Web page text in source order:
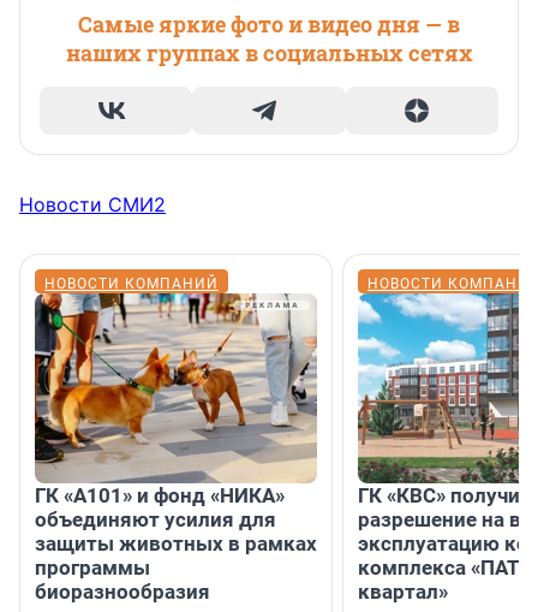
Самые яркие фото и видео дня — в
наших группах в социальных сетях
Новости СМИ2
НОВОСТИ КОМПАНИЙ
ГК «А101» и фонд «НИКА»
объединяют усилия для
защиты животных в рамках
программы
биоразнообразия
НОВОСТИ
ГК «КВС»
разрешение на
эксплуатацию
комплекса
квартал»